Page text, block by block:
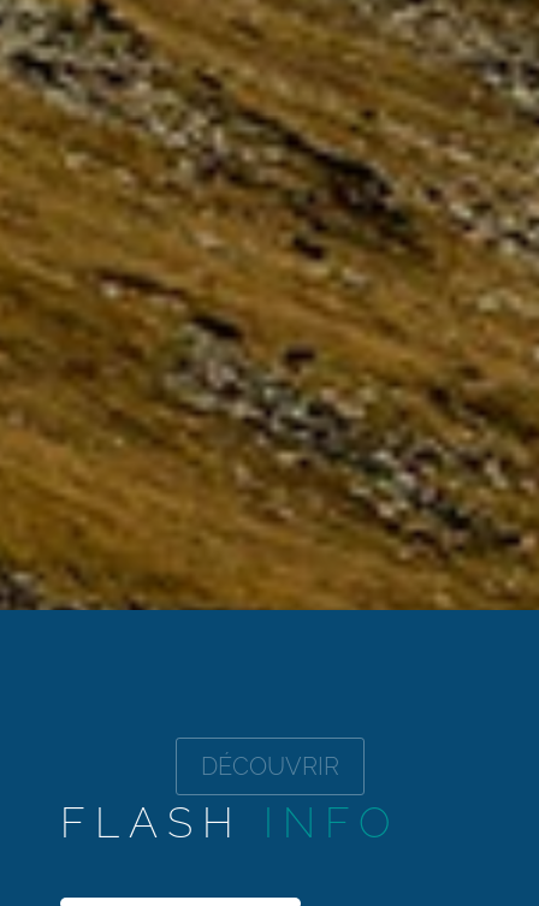
DÉCOUVRIR
FLASH INFO